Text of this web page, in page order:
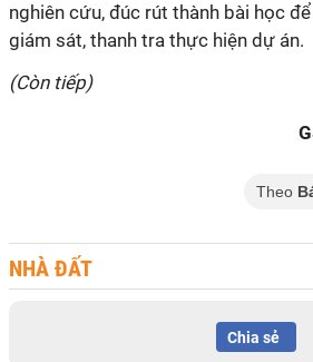
nghiên cứu, đúc rút thành bài học
giám sát, thanh tra thực hiện dự án.
(Còn tiếp)
Theo
NHÀ ĐẤT
Chia sẻ